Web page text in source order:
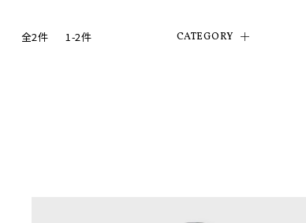
全2件 1-2件 CATEGORY